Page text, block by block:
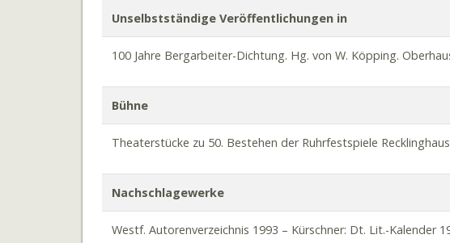
Unselbstständige Veröffentlichungen in
100 Jahre Bergarbeiter-Dichtung. Hg. von W. Köpping.
Bühne
Theaterstücke zu 50. Bestehen der Ruhrfestspiele
Nachschlagewerke
Westf. Autorenverzeichnis 1993 – Kürschner: Dt. Lit.-Kalender